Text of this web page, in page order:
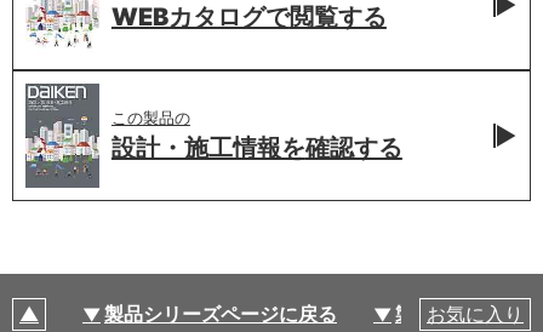
WEBカタログで閲覧する
この製品の
設計・施工情報を確認する
製品シリーズページに戻る 製品仕様
お気に入り